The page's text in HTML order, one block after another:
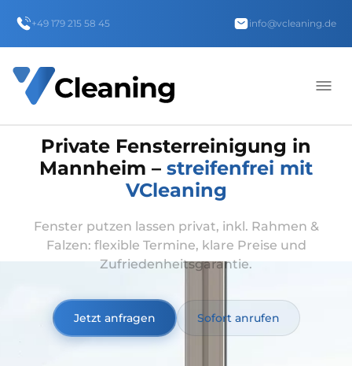
+49 179 215 58 45 info@vcleaning.de
Private Fensterreinigung in
Mannheim – streifenfrei mit
VCleaning
Fenster putzen lassen privat, inkl. Rahmen &
Falzen: flexible Termine, klare Preise und
Zufriedenheitsgarantie.
Jetzt anfragen Sofort anrufen